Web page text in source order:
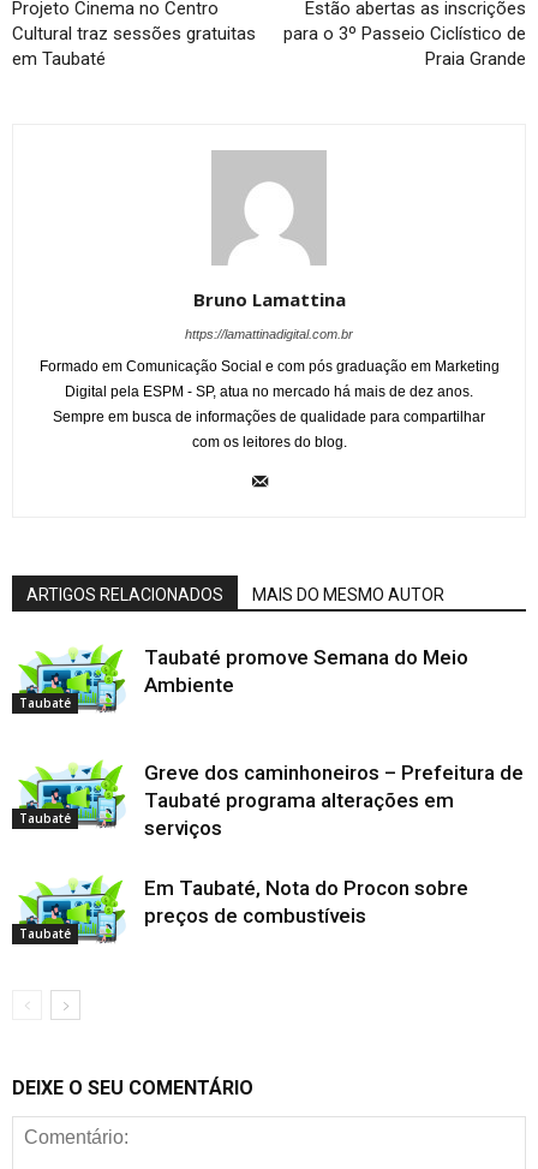
Projeto Cinema no Centro
Cultural traz sessões gratuitas
em Taubaté
Estão abertas as inscrições
para o 3º Passeio Ciclístico de
Praia Grande
Bruno Lamattina
https://lamattinadigital.com.br
Formado em Comunicação Social e com pós graduação em Marketing
Digital pela ESPM - SP, atua no mercado há mais de dez anos.
Sempre em busca de informações de qualidade para compartilhar
com os leitores do blog.
ARTIGOS RELACIONADOS MAIS DO MESMO AUTOR
Taubaté
Taubaté promove Semana do Meio
Ambiente
Taubaté
Greve dos caminhoneiros – Prefeitura de
Taubaté programa alterações em
serviços
Taubaté
Em Taubaté, Nota do Procon sobre
preços de combustíveis
DEIXE O SEU COMENTÁRIO